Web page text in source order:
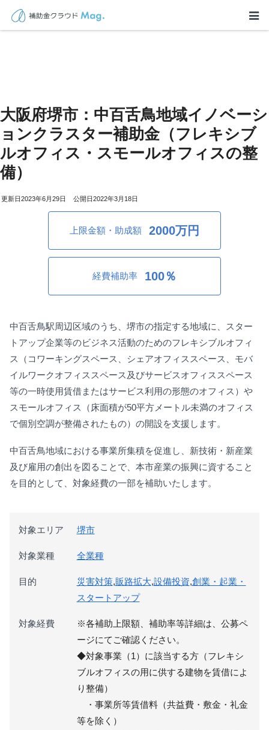
大阪府堺市：中百舌鳥地域イノベーシ
ョンクラスター補助金（フレキシブ
ルオフィス・スモールオフィスの整
備）
2023年6月29日 2022年3月18日
上限金額・助成額 2000万円
経費補助率 100％
中百舌鳥駅周辺区域のうち、堺市の指定する地域に、スター
トアップ企業等のビジネス活動のためのフレキシブルオフィ
ス（コワーキングスペース、シェアオフィススペース、モバ
イルワークオフィススペース及びサービスオフィススペース
等の一時使用賃借またはサービス利用の形態のオフィス）や
スモールオフィス（床面積が50平方メートル未満のオフィス
で個別空調が整備されたもの）の開設を支援します。
中百舌鳥地域における事業所集積を促進し、新技術・新産業
及び雇用の創出を図ることで、本市産業の振興に資すること
を目的として、対象経費の一部を補助いたします。
対象エリア 堺市
対象業種 全業種
目的 災害対策,販路拡大,設備投資,創業・起業・
スタートアップ
対象経費
※各補助上限額、補助率等詳細は、公募ペ
ージにてご確認ください。
◆対象事業（1）に該当する方（フレキシ
ブルオフィスの用に供する建物を賃借によ
り整備）
・事業所等賃借料（共益費・敷金・礼金
等を除く）